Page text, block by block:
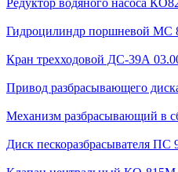
Редуктор водяного насоса
Гидроцилиндр поршневой МС
Кран трехходовой ДС-39А
Привод разбрасывающего
Механизм разбрасывающий в
Диск пескоразбрасывателя ПС